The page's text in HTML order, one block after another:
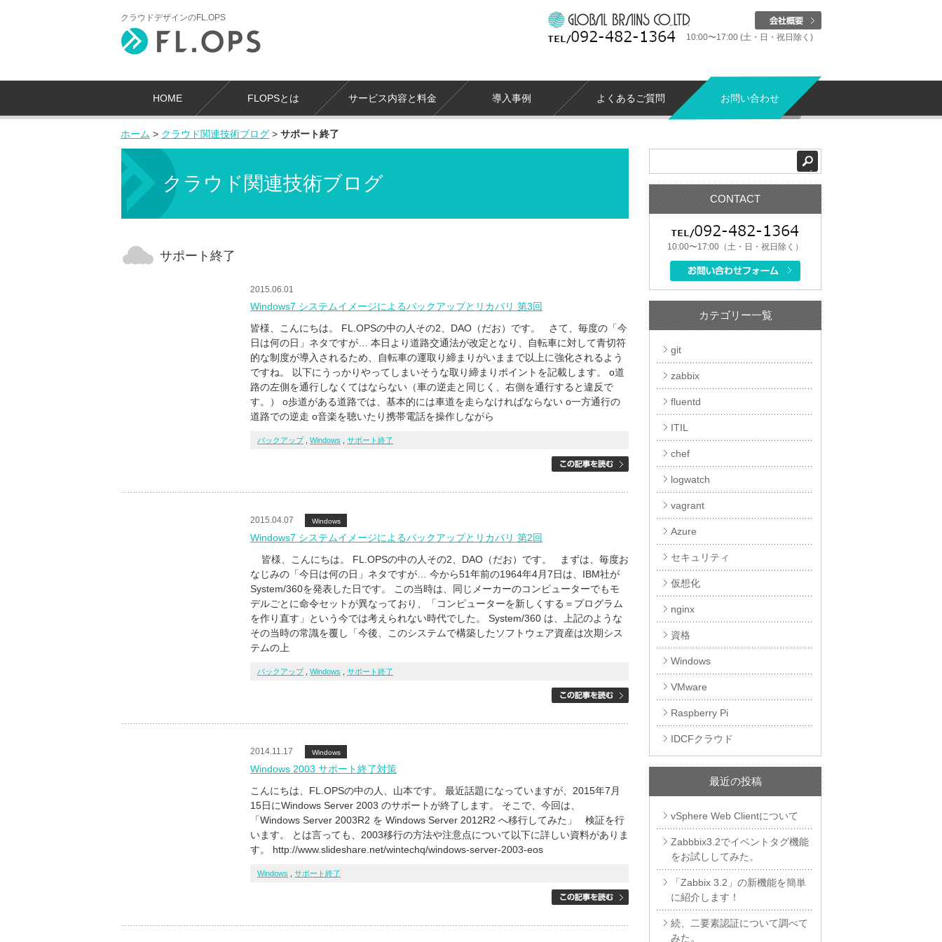
クラウドデザインのFL.OPS
10:00〜17:00 (土・日・祝日除く)
HOME FLOPSとは サービス内容と料金 導入事例 よくあるご質問 お問い合わせ
ホーム > クラウド関連技術ブログ > サポート終了
クラウド関連技術ブログ
サポート終了
2015.06.01
Windows7 システムイメージによるバックアップとリカバリ 第3回
皆様、こんにちは。 FL.OPSの中の人その2、DAO（だお）です。 さて、毎度の「今
日は何の日」ネタですが… 本日より道路交通法が改定となり、自転車に対して青切符
的な制度が導入されるため、自転車の運取り締まりがいままで以上に強化されるよう
ですね。 以下にうっかりやってしまいそうな取り締まりポイントを記載します。 о道
路の左側を通行しなくてはならない（車の逆走と同じく、右側を通行すると違反で
す。） о歩道がある道路では、基本的には車道を走らなければならない о一方通行の
道路での逆走 о音楽を聴いたり携帯電話を操作しながら
バックアップ, Windows サポート終了
2015.04.07 Windows
Windows7 システムイメージによるバックアップとリカバリ 第2回
皆様、こんにちは。 FL.OPSの中の人その2、DAO（だお）です。 まずは、毎度お
なじみの「今日は何の日」ネタですが… 今から51年前の1964年4月7日は、IBM社が
System/360を発表した日です。 この当時は、同じメーカーのコンピューターでもモ
デルごとに命令セットが異なっており、「コンピューターを新しくする＝プログラム
を作り直す」という今では考えられない時代でした。 System/360 は、上記のような
その当時の常識を覆し「今後、このシステムで構築したソフトウェア資産は次期シス
テムの上
バックアップ, Windows サポート終了
2014.11.17 Windows
Windows 2003 サポート終了対策
こんにちは、FL.OPSの中の人、山本です。 最近話題になっていますが、2015年7月
15日にWindows Server 2003 のサポートが終了します。 そこで、今回は、
「Windows Server 2003R2 を Windows Server 2012R2 へ移行してみた」 検証を行
います。 とは言っても、2003移行の方法や注意点について以下に詳しい資料がありま
す。 http://www.slideshare.net/wintechq/windows-server-2003-eos
Windows サポート終了
CONTACT
10:00〜17:00（土・日・祝日除く）
カテゴリー一覧
git
zabbix
fluentd
ITIL
chef
logwatch
vagrant
Azure
セキュリティ
仮想化
nginx
資格
Windows
VMware
Raspberry Pi
IDCFクラウド
最近の投稿
vSphere Web Clientについて
Zabbbix3.2でイベントタグ機能
をお試ししてみた。
「Zabbix 3.2」の新機能を簡単
に紹介します！
続、二要素認証について調べて
みた。